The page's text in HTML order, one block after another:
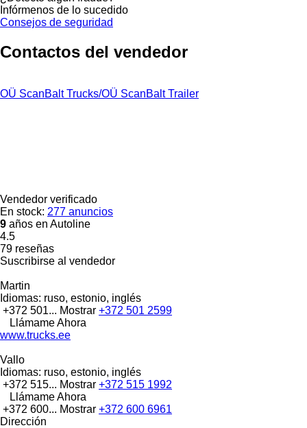
Infórmenos de lo sucedido
Consejos de seguridad
Contactos del vendedor
OÜ ScanBalt Trucks/OÜ ScanBalt Trailer
Vendedor verificado
En stock: 277 anuncios
9 años en Autoline
4.5
79 reseñas
Suscribirse al vendedor
Martin
Idiomas: ruso, estonio, inglés
+372 501... Mostrar +372 501 2599
Llámame Ahora
www.trucks.ee
Vallo
Idiomas: ruso, estonio, inglés
+372 515... Mostrar +372 515 1992
Llámame Ahora
+372 600... Mostrar +372 600 6961
Dirección